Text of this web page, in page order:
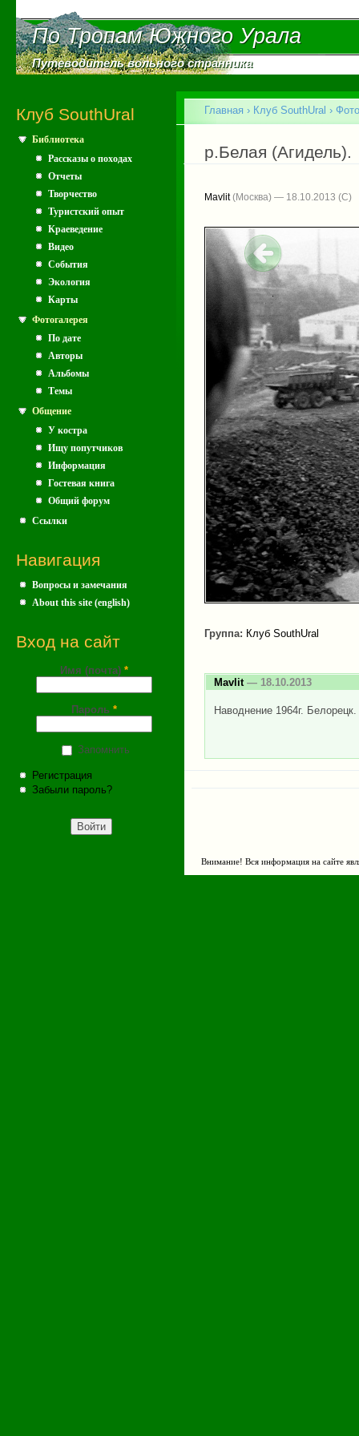
По Тропам Южного Урала
По Тропам Южного Урала
Путеводитель вольного странника
Путеводитель вольного странника
Клуб SouthUral
Библиотека
Рассказы о походах
Отчеты
Творчество
Туристский опыт
Краеведение
Видео
События
Экология
Карты
Фотогалерея
По дате
Авторы
Альбомы
Темы
Общение
У костра
Ищу попутчиков
Информация
Гостевая книга
Общий форум
Ссылки
Навигация
Вопросы и замечания
About this site (english)
Вход на сайт
Имя (почта) *
Пароль *
Запомнить
Регистрация
Забыли пароль?
Вы здесь
Главная › Клуб SouthUral ›
р.Белая (Агидель).
Mavlit(Москва) — 18.10.2013
Группа: Клуб SouthUral
Mavlit— 18.10.2013
Наводнение 1964г.
Внимание! Вся информация на сайте